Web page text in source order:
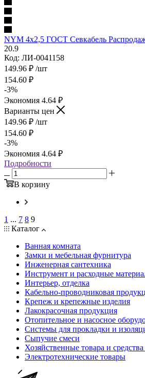
NYM 4х2,5 ГОСТ Севкабель
20.9
Код: ЛИ-0041158
149.96 ₽ /шт
154.60 ₽
-3%
Экономия 4.64 ₽
Варианты цен
149.96 ₽ /шт
154.60 ₽
-3%
Экономия 4.64 ₽
Подробности
В корзину
1 ... 7 8 9
Каталог
Ванная комната
Замки и мебельная фурнитура
Инженерная сантехника
Инструмент и расходные
Интерьер, отделка
Кабельно-проводниковая
Крепеж и крепежные изделия
Лакокрасочная продукция
Отопительное и насосное
Системы для прокладки и
Сыпучие смеси
Хозяйственные товара и
Электротехнические товары